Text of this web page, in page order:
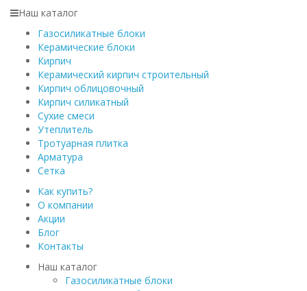
Наш каталог
Газосиликатные блоки
Керамические блоки
Кирпич
Керамический кирпич строительный
Кирпич облицовочный
Кирпич силикатный
Сухие смеси
Утеплитель
Тротуарная плитка
Арматура
Сетка
Как купить?
О компании
Акции
Блог
Контакты
Наш каталог
Газосиликатные блоки